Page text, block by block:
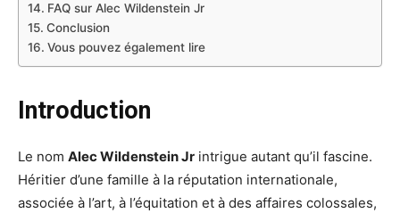
FAQ sur Alec Wildenstein Jr
Conclusion
Vous pouvez également lire
Introduction
Le nom Alec Wildenstein Jr intrigue autant qu’il fascine.
Héritier d’une famille à la réputation internationale,
associée à l’art, à l’équitation et à des affaires colossales,